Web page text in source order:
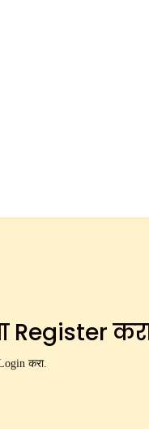
Register
करा.